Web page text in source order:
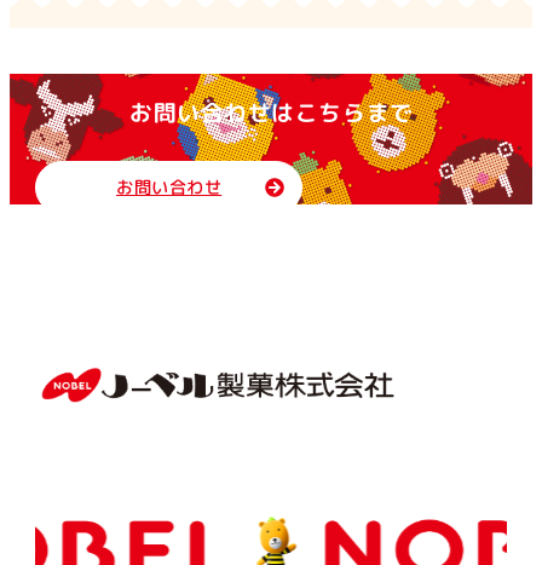
お問い合わせはこちらまで
お問い合わせ